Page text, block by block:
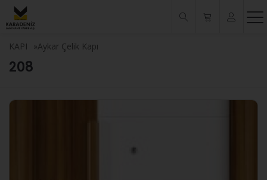
KAPI »Aykar Çelik Kapı
208